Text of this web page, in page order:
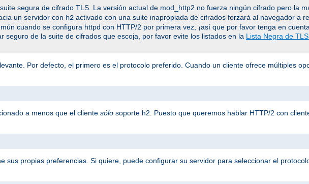
segura de cifrado TLS. La versión actual de mod_http2 no fuerza ningún cifrado pero la
un servidor con h2 activado con una suite inapropiada de cifrados forzará al navegador a
cuando se configura httpd con HTTP/2 por primera vez, ¡así que por favor tenga en
seguro de la suite de cifrados que escoja, por favor evite los listados en la Lista Negra de
Por defecto, el primero es el protocolo preferido. Cuando un cliente ofrece múltiples
a menos que el cliente sólo soporte h2. Puesto que queremos hablar HTTP/2 con
sus propias preferencias. Si quiere, puede configurar su servidor para seleccionar el